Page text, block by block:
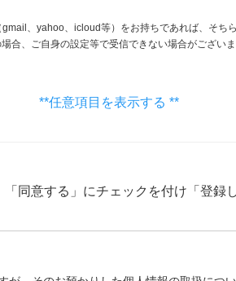
、yahoo、icloud等）をお持ちであれば、そちら
受信できない場合がございます
**任意項目を表示する **
同意する」にチェックを付け「登録